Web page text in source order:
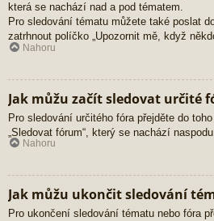
která se nachází nad a pod tématem.
Pro sledování tématu můžete také poslat
zatrhnout políčko „Upozornit mě, když
Nahoru
Jak můžu začít sledovat určité
Pro sledování určitého fóra přejděte do
„Sledovat fórum“, který se nachází
Nahoru
Jak můžu ukončit sledování
Pro ukončení sledování tématu nebo fóra